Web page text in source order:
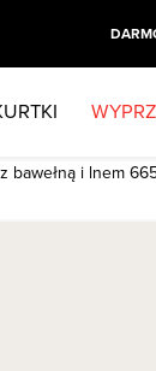
bawełną i lnem